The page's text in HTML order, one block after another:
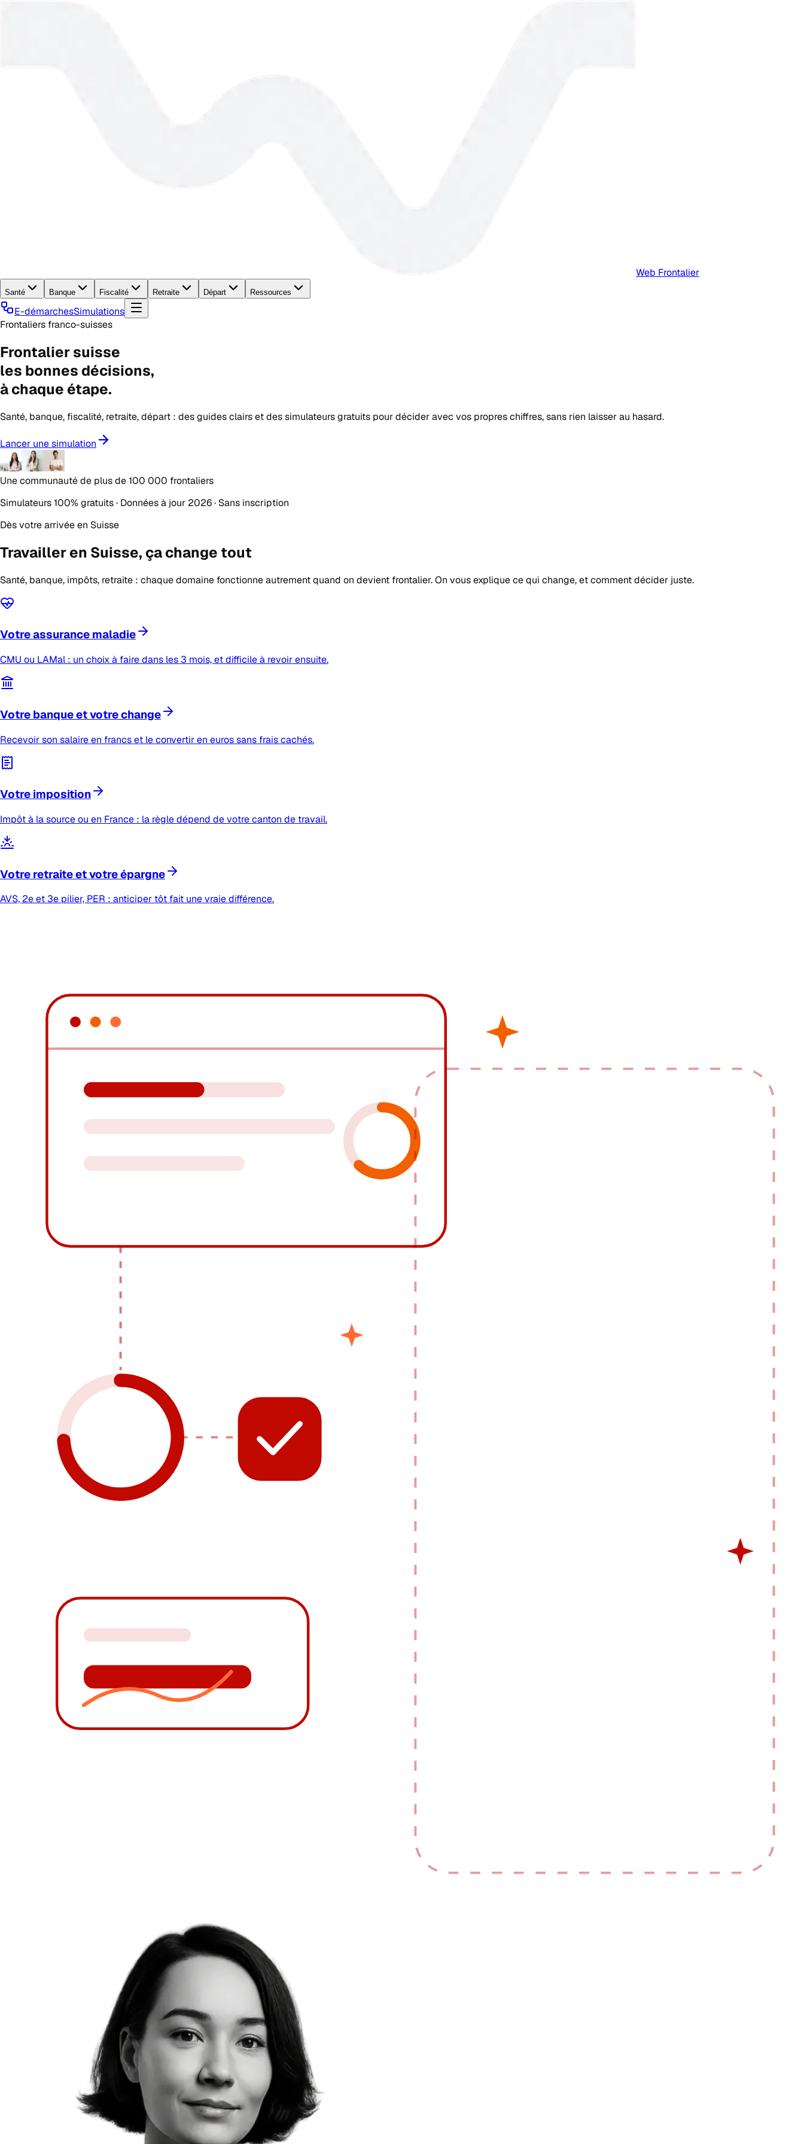
Web Frontalier
Santé Banque Fiscalité Retraite Départ Ressources
E-démarchesSimulations
Frontaliers franco-suisses
Frontalier suisse
les bonnes décisions,
à chaque étape.
Santé, banque, fiscalité, retraite, départ : des guides clairs et des simulateurs gratuits pour décider avec vos propres chiffres, sans rien laisser au hasard.
Lancer une simulation
Une communauté de plus de100 000 frontaliers
Simulateurs 100% gratuits · Données à jour 2026 · Sans inscription
Dès votre arrivée en Suisse
Travailler en Suisse, ça change tout
Santé, banque, impôts, retraite : chaque domaine fonctionne autrement quand on devient frontalier. On vous explique ce qui change, et comment décider juste.
Votre assurance maladie
CMU ou LAMal : un choix à faire dans les 3 mois, et difficile à revoir ensuite.
Votre banque et votre change
Recevoir son salaire en francs et le convertir en euros sans frais cachés.
Votre imposition
Impôt à la source ou en France : la règle dépend de votre canton de travail.
Votre retraite et votre épargne
AVS, 2e et 3e pilier, PER : anticiper tôt fait une vraie différence.